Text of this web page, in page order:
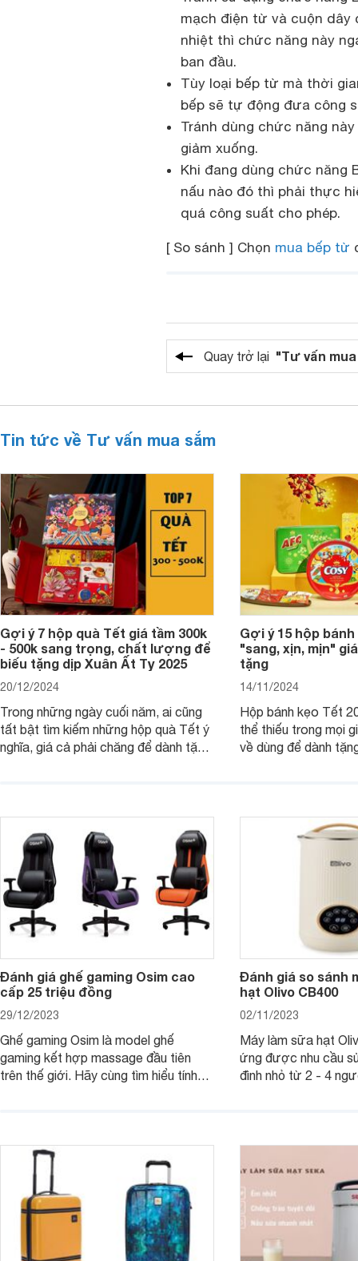
mạch điện từ và cuộn dây
nhiệt thì chức năng này
ban đầu.
Tùy loại bếp từ mà thời
bếp sẽ tự động đưa công
Tránh dùng chức năng
giảm xuống.
Khi đang dùng chức năng
nấu nào đó thì phải thực
quá công suất cho phép.
[ So sánh ] Chọn mua bếp từ
Quay trở lại "Tư vấn
Tin tức về Tư vấn mua sắm
Gợi ý 7 hộp quà Tết giá tầm 300k
- 500k sang trọng, chất lượng để
biếu tặng dịp Xuân Ất Tỵ 2025
20/12/2024
Trong những ngày cuối năm, ai cũng
tất bật tìm kiếm những hộp quà Tết ý
nghĩa, giá cả phải chăng để dành tặng
- 500k đẹp mắt nhé.
Gợi ý 15 hộp
"sang, xịn, mịn"
tặng
14/11/2024
Hộp bánh kẹo Tết
thể thiếu trong mọi
về dùng để dành
2025 mới vừa sang,
mua sắm cuối năm.
Đánh giá ghế gaming Osim cao
cấp 25 triệu đồng
29/12/2023
Ghế gaming Osim là model ghế
gaming kết hợp massage đầu tiên
trên thế giới. Hãy cùng tìm hiểu tính
Đánh giá so sánh
hạt Olivo CB400
02/11/2023
Máy làm sữa hạt
ứng được nhu cầu
đình nhỏ từ 2 - 4